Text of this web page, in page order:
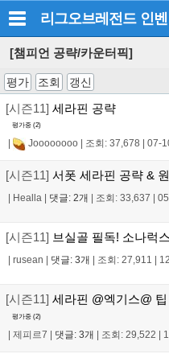
리그오브레전드 인벤
[챔피언 공략/카운터픽]
평가 조회 갱신
[시즌11] 세라핀 공략
평가중 (2)
Joooooooo 조회: 37,678 07-
[시즌11] 서폿 세라핀 공략 &
Healla 댓글: 2개 조회: 33,637
[시즌11] 브실골 필독! 소나럭
rusean 댓글: 3개 조회: 27,911
[시즌11] 세라핀 @엑기스@ 팁
평가중 (2)
| 제피르7 | 댓글: 3개 | 조회: 29,522 |